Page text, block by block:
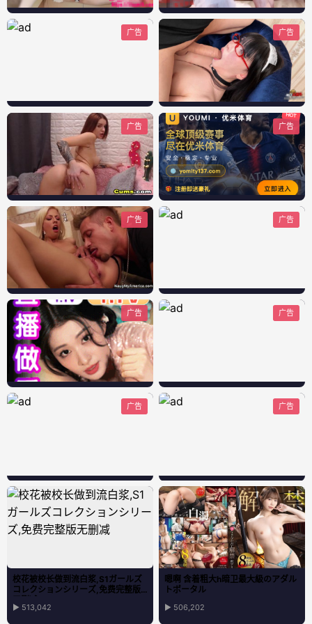
广告 广告
广告 广告
广告 广告
广告 广告
广告 广告
校花被校长做到流白浆,S1ガールズ
コレクションシリーズ,免费完整版
▶ 513,042
嗯啊 含着粗大h暗卫最大級のアダル
トポータル
▶ 506,202